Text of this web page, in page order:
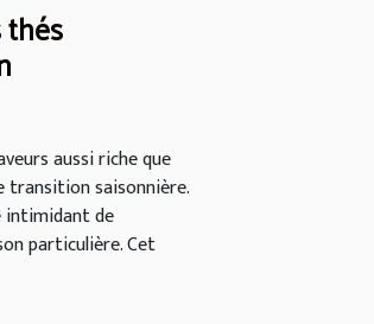
aussi riche que
transition saisonnière.
intimidant de
particulière. Cet